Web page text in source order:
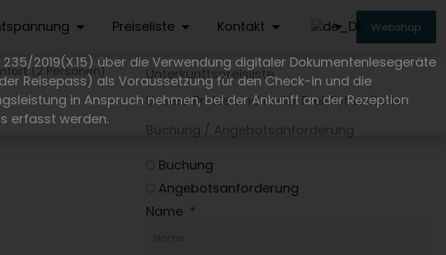
Preiseliste Kontakt Webshop
(2 Personen)
Unterkunftspreisliste
Unsere Preise sind in der Preislist zu finden
Buchung / Angebotsanforderung
Buchung
Angebotsanforderung
Name
2019(X.15) über die Verwendung digitaler Dokumentenlesegeräte
Reisepass) als Voraussetzung für den Check-in und die
in Anspruch nehmen, bei der Ankunft an der Rezeption
erfasst werden.